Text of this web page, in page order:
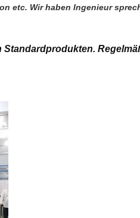
etc. Wir haben Ingenieur
Standardprodukten.